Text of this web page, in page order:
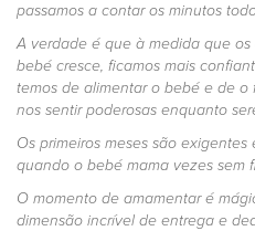
passamos a contar os minutos
A verdade é que à medida que os
bebé cresce, ficamos mais
temos de alimentar o bebé e de o
nos sentir poderosas enquanto
Os primeiros meses são
quando o bebé mama vezes sem
O momento de amamentar é
dimensão incrível de entrega e